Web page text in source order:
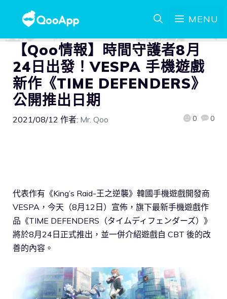
MENU
【Qoo情報】時間守護者8月
24日出發！VESPA 手機遊戲
新作《TIME DEFENDERS》
公開推出日期
2021/08/12 作者: Mr. Qoo 0 0
代表作有《King’s Raid-王之逆襲》韓國手機遊戲開發商
VESPA，今天（8月12日）宣佈，旗下最新手機遊戲作
品《TIME DEFENDERS（タイムディフェンダーズ）》
將於8月24日正式推出，並一併介紹遊戲自 CBT 後的改
善的內容。